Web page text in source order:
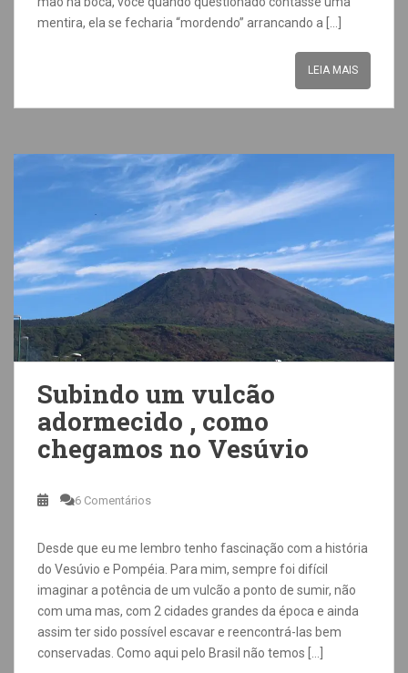
mentira, ela se fecharia “mordendo” arrancando a […]
LEIA MAIS
Subindo um vulcão
adormecido , como
chegamos no Vesúvio
6 Comentários
Desde que eu me lembro tenho fascinação com a história
do Vesúvio e Pompéia. Para mim, sempre foi difícil
imaginar a potência de um vulcão a ponto de sumir, não
com uma mas, com 2 cidades grandes da época e ainda
assim ter sido possível escavar e reencontrá-las bem
conservadas. Como aqui pelo Brasil não temos […]